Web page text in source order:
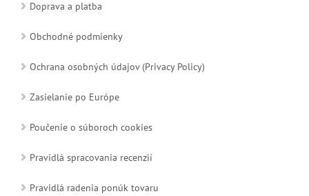
Doprava a platba
Obchodné podmienky
Ochrana osobných údajov (Privacy Policy)
Zasielanie po Európe
Poučenie o súboroch cookies
Pravidlá spracovania recenzií
Pravidlá radenia ponúk tovaru